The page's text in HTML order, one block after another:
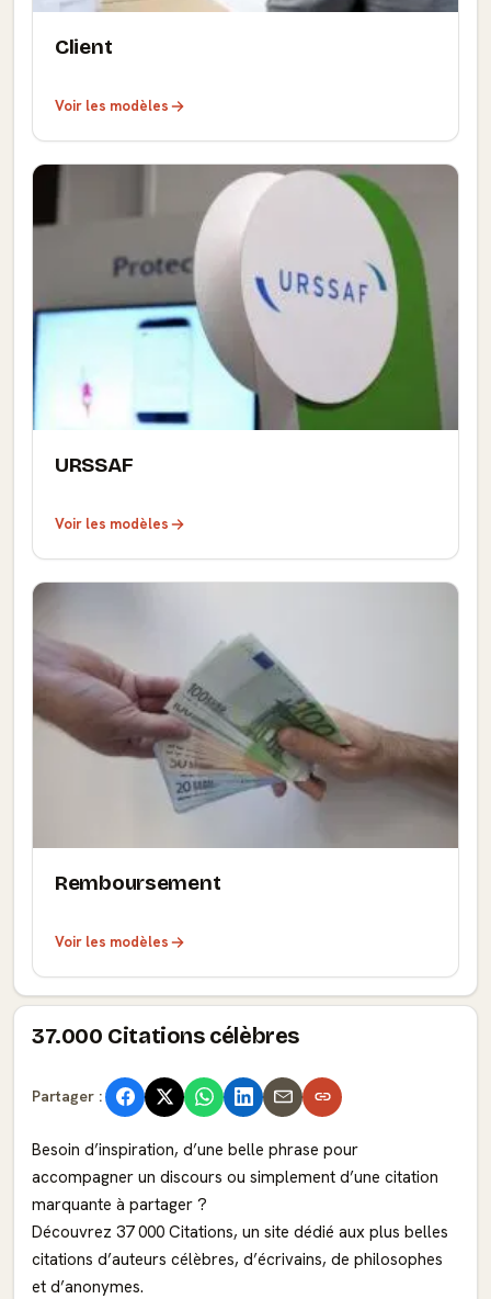
Client
Voir les modèles
URSSAF
Voir les modèles
Remboursement
Voir les modèles
37.000 Citations célèbres
Partager :
Besoin d’inspiration, d’une belle phrase pour
accompagner un discours ou simplement d’une citation
marquante à partager ?
Découvrez 37 000 Citations, un site dédié aux plus belles
citations d’auteurs célèbres, d’écrivains, de philosophes
et d’anonymes.